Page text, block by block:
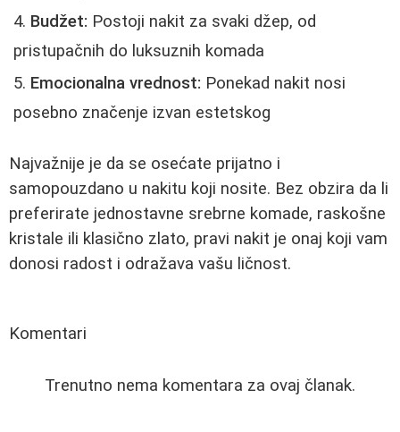
Budžet: Postoji nakit za svaki džep, od
pristupačnih do luksuznih komada
Emocionalna vrednost: Ponekad nakit nosi
posebno značenje izvan estetskog
Najvažnije je da se osećate prijatno i
samopouzdano u nakitu koji nosite. Bez obzira da li
preferirate jednostavne srebrne komade, raskošne
kristale ili klasično zlato, pravi nakit je onaj koji vam
donosi radost i odražava vašu ličnost.
Komentari
Trenutno nema komentara za ovaj članak.